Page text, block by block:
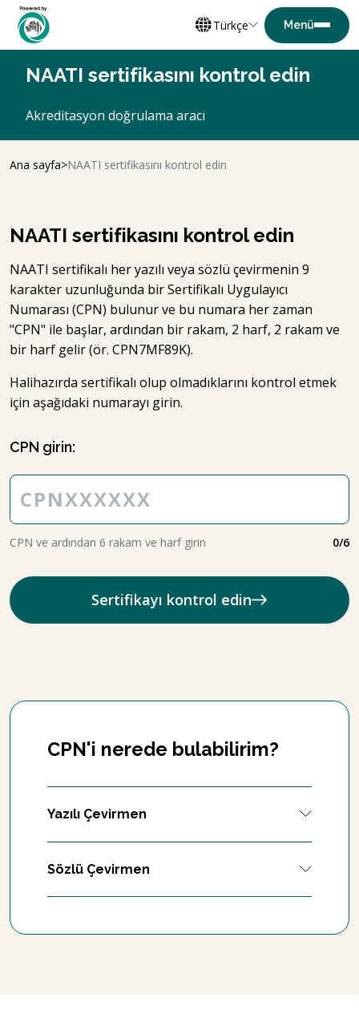
Türkçe
NAATI sertifikasını kontrol edin
Akreditasyon doğrulama aracı
Ana sayfa NAATI sertifikasını kontrol edin
NAATI sertifikasını kontrol edin
NAATI sertifikalı her yazılı veya sözlü çevirmenin 9
karakter uzunluğunda bir Sertifikalı Uygulayıcı
Numarası (CPN) bulunur ve bu numara her zaman
"CPN" ile başlar, ardından bir rakam, 2 harf, 2 rakam ve
bir harf gelir (ör. CPN7MF89K).
Halihazırda sertifikalı olup olmadıklarını kontrol etmek
için aşağıdaki numarayı girin.
CPN girin:
CPN ve ardından 6 rakam ve harf girin 0/6
Sertifikayı kontrol edin
CPN'i nerede bulabilirim?
Yazılı Çevirmen
Sözlü Çevirmen